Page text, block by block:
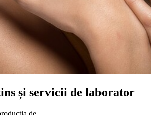
și servicii de laborator